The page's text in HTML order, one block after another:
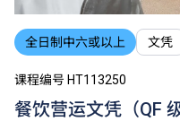
全日制中六或以上 文凭
课程编号 HT113250
餐饮营运文凭（QF